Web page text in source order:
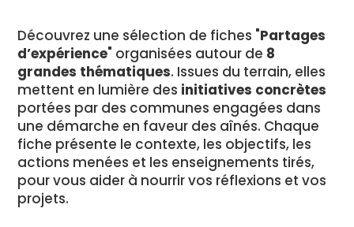
Découvrez une sélection de fiches "Partages
d’expérience" organisées autour de 8
grandes thématiques. Issues du terrain, elles
mettent en lumière des initiatives concrètes
portées par des communes engagées dans
une démarche en faveur des aînés. Chaque
fiche présente le contexte, les objectifs, les
actions menées et les enseignements tirés,
pour vous aider à nourrir vos réflexions et vos
projets.